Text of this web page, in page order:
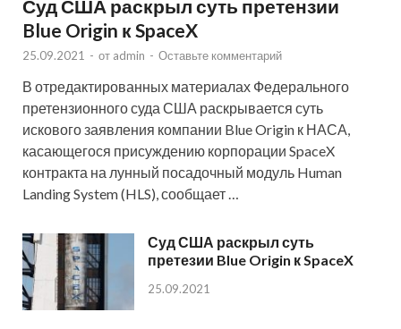
Суд США раскрыл суть претензии
Blue Origin к SpaceX
25.09.2021 - от admin - Оставьте комментарий
В отредактированных материалах Федерального
претензионного суда США раскрывается суть
искового заявления компании Blue Origin к НАСА,
касающегося присуждению корпорации SpaceX
контракта на лунный посадочный модуль Human
Landing System (HLS), сообщает …
Суд США раскрыл суть
претезии Blue Origin к SpaceX
25.09.2021